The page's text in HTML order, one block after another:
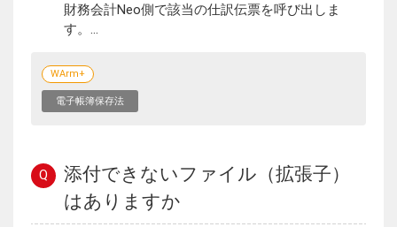
財務会計Neo側で該当の仕訳伝票を呼び出しま
す。...
WArm+
電子帳簿保存法
Q
添付できないファイル（拡張子）
はありますか